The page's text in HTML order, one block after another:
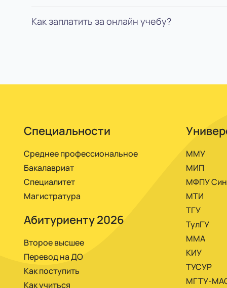
указывается форма обучения.
Как заплатить за онлайн учебу?
Специальности
Среднее профессиональное
Бакалавриат
Специалитет
Магистратура
Абитуриенту 2026
Второе высшее
Перевод на ДО
Как поступить
Как учиться
ММУ
МИП
МФПУ
МТИ
ТГУ
ТулГУ
ММА
КИУ
ТУСУР
МГТУ-